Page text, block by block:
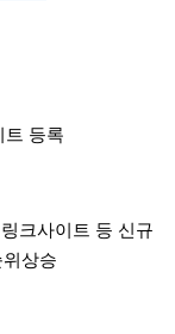
등록
크사이트 등 신규
상승